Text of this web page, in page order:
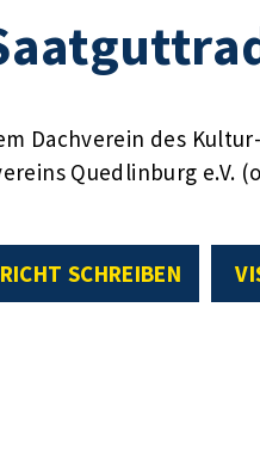
Dachverein des
Quedlinburg e.V.
SCHREIBEN